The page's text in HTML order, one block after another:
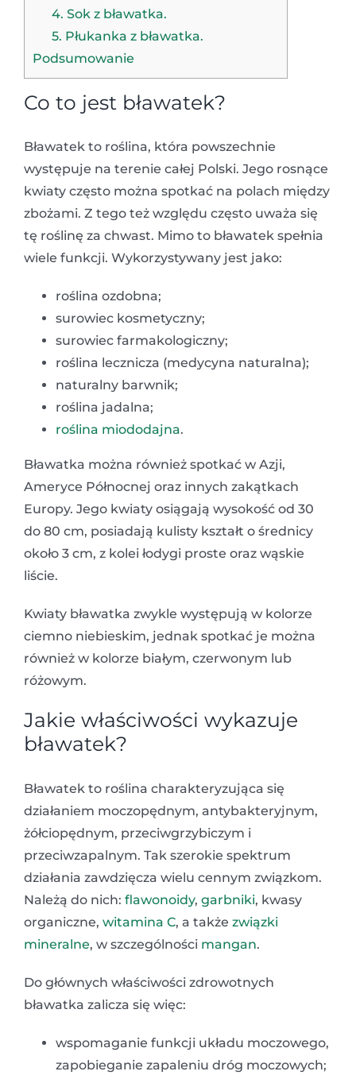
4. Sok z bławatka.
5. Płukanka z bławatka.
Podsumowanie
Co to jest bławatek?
Bławatek to roślina, która powszechnie
występuje na terenie całej Polski. Jego rosnące
kwiaty często można spotkać na polach między
zbożami. Z tego też względu często uważa się
tę roślinę za chwast. Mimo to bławatek spełnia
wiele funkcji. Wykorzystywany jest jako:
roślina ozdobna;
surowiec kosmetyczny;
surowiec farmakologiczny;
roślina lecznicza (medycyna naturalna);
naturalny barwnik;
roślina jadalna;
roślina miododajna.
Bławatka można również spotkać w Azji,
Ameryce Północnej oraz innych zakątkach
Europy. Jego kwiaty osiągają wysokość od 30
do 80 cm, posiadają kulisty kształt o średnicy
około 3 cm, z kolei łodygi proste oraz wąskie
liście.
Kwiaty bławatka zwykle występują w kolorze
ciemno niebieskim, jednak spotkać je można
również w kolorze białym, czerwonym lub
różowym.
Jakie właściwości wykazuje
bławatek?
Bławatek to roślina charakteryzująca się
działaniem moczopędnym, antybakteryjnym,
żółciopędnym, przeciwgrzybiczym i
przeciwzapalnym. Tak szerokie spektrum
działania zawdzięcza wielu cennym związkom.
Należą do nich: flawonoidy, garbniki, kwasy
organiczne, witamina C, a także związki
mineralne, w szczególności mangan.
Do głównych właściwości zdrowotnych
bławatka zalicza się więc:
wspomaganie funkcji układu moczowego,
zapobieganie zapaleniu dróg moczowych;